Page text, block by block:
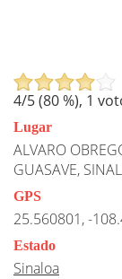
4/5 (80%), 1
Lugar
ALVARO
GUASAVE,
GPS
25.560801, -
Estado
Sinaloa